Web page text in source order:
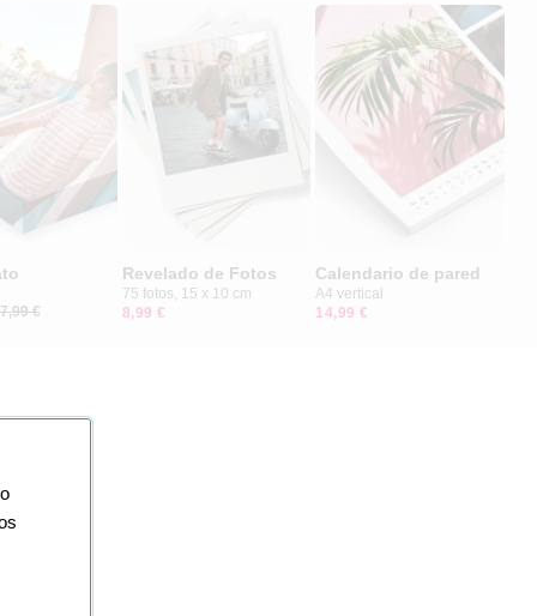
€
Revelado de Fotos
75 fotos, 15 x 10 cm
8,99 €
Calendario de pared
A4 vertical
14,99 €